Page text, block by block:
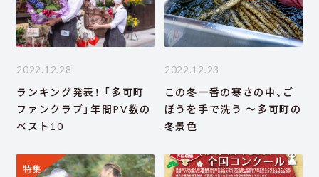
2022.12.28
ランキング発表！ 「多可町
ファンクラブ」年間PV数の
ベスト10
2022.12.23
この冬一番の寒さの中、ご
ぼうを手で洗う ～多可町の
冬景色
特集